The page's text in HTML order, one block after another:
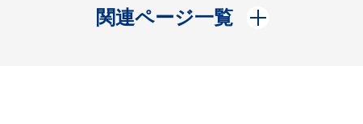
関連ページ一覧
開く